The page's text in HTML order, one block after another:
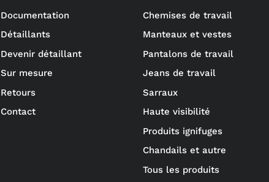
Documentation
Détaillants
Devenir détaillant
Sur mesure
Retours
Contact
Chemises de travail
Manteaux et vestes
Pantalons de travail
Jeans de travail
Sarraux
Haute visibilité
Produits ignifuges
Chandails et autre
Tous les produits